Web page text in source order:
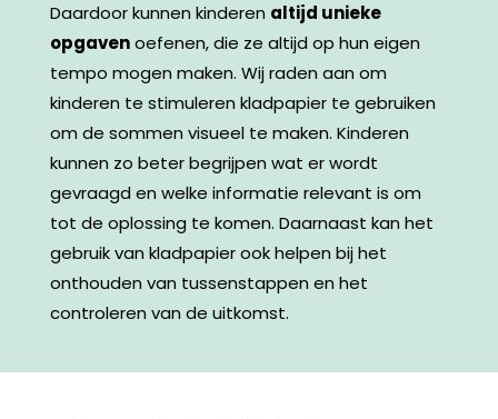
Daardoor kunnen kinderen altijd unieke
opgavenoefenen, die ze altijd op hun eigen
tempo mogen maken. Wij raden aan om
kinderen te stimuleren kladpapier te gebruiken
om de sommen visueel te maken. Kinderen
kunnen zo beter begrijpen wat er wordt
gevraagd en welke informatie relevant is om
tot de oplossing te komen. Daarnaast kan het
gebruik van kladpapier ook helpen bij het
onthouden van tussenstappen en het
controleren van de uitkomst.